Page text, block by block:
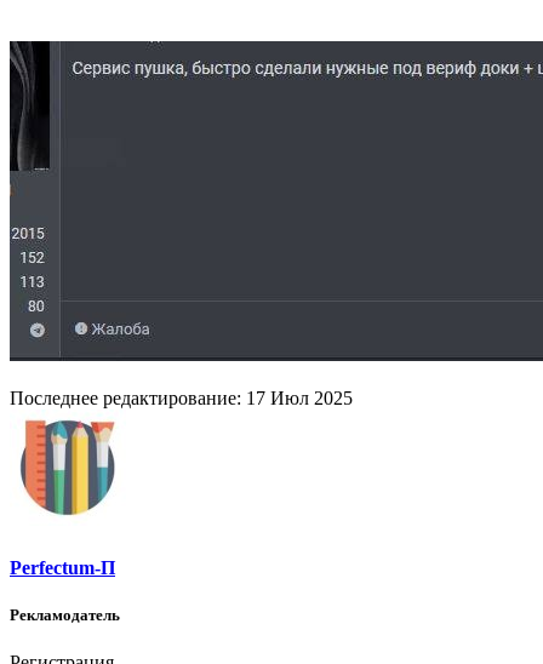
Последнее редактирование: 17 Июл 2025
Perfectum-П
Рекламодатель